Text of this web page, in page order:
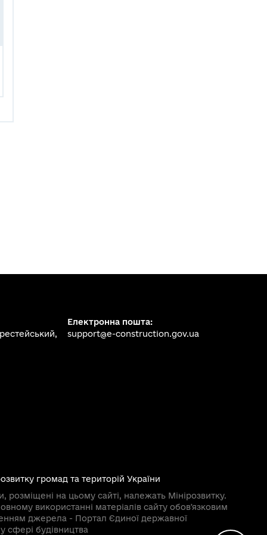
Електронна пошта:
support@e-construction.gov.ua
громад та територій України
розміщені на цьому сайті, належать Мінірозвитку.
використанні матеріалів сайту обовʼязковим
джерела - Портал Єдиної державної
сфері будівництва